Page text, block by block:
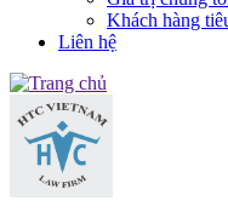
Khách hàng
Liên hệ